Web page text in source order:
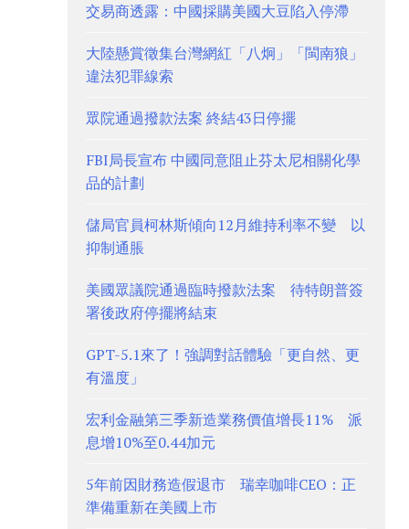
交易商透露：中國採購美國大豆陷入停滯
大陸懸賞徵集台灣網紅「八炯」「閩南狼」
違法犯罪線索
眾院通過撥款法案 終結43日停擺
FBI局長宣布 中國同意阻止芬太尼相關化學
品的計劃
儲局官員柯林斯傾向12月維持利率不變 以
抑制通脹
美國眾議院通過臨時撥款法案 待特朗普簽
署後政府停擺將結束
GPT-5.1來了！強調對話體驗「更自然、更
有溫度」
宏利金融第三季新造業務價值增長11% 派
息增10%至0.44加元
5年前因財務造假退市 瑞幸咖啡CEO：正
準備重新在美國上市